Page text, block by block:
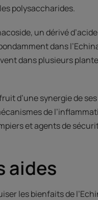
polysaccharides.
un dérivé
dans
dans plusieurs
d’une synergie de
de
et agents de
aides
les bienfaits de